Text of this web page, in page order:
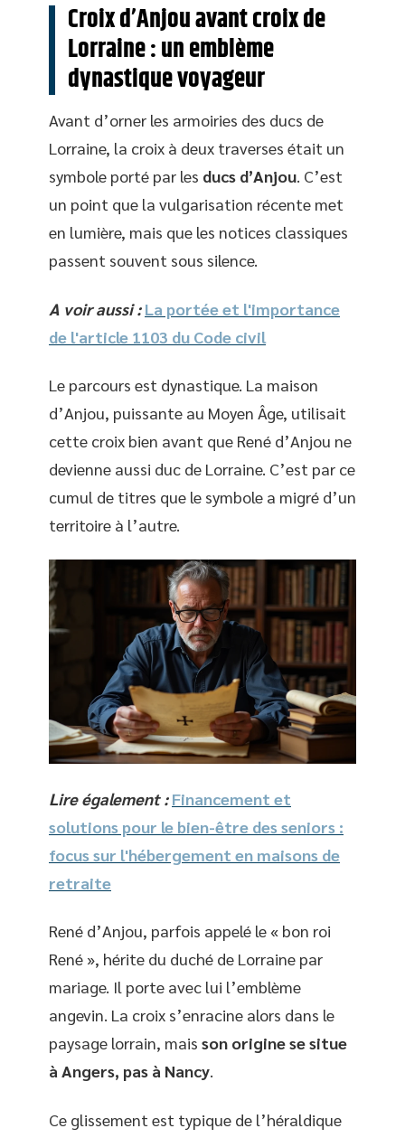
Croix d’Anjou avant croix de
Lorraine : un emblème
dynastique voyageur
Avant d’orner les armoiries des ducs de
Lorraine, la croix à deux traverses était un
symbole porté par les ducs d’Anjou. C’est
un point que la vulgarisation récente met
en lumière, mais que les notices classiques
passent souvent sous silence.
A voir aussi : La portée et l'importance
de l'article 1103 du Code civil
Le parcours est dynastique. La maison
d’Anjou, puissante au Moyen Âge, utilisait
cette croix bien avant que René d’Anjou ne
devienne aussi duc de Lorraine. C’est par ce
cumul de titres que le symbole a migré d’un
territoire à l’autre.
Lire également : Financement et
solutions pour le bien-être des seniors :
focus sur l'hébergement en maisons de
retraite
René d’Anjou, parfois appelé le « bon roi
René », hérite du duché de Lorraine par
mariage. Il porte avec lui l’emblème
angevin. La croix s’enracine alors dans le
paysage lorrain, mais son origine se situe
à Angers, pas à Nancy.
Ce glissement est typique de l’héraldique